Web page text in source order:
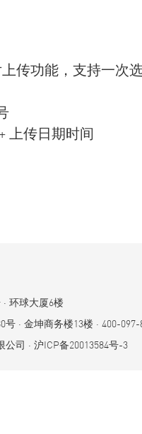
传功能，支持一次
上传日期时间
环球大厦6楼
⋅ 金坤商务楼13楼 ⋅ 400-097-
公司 ⋅ 沪ICP备20013584号-3